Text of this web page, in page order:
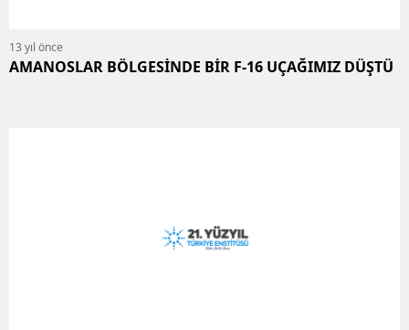
13 yıl önce
AMANOSLAR BÖLGESİNDE BİR F-16 UÇAĞIMIZ DÜŞTÜ